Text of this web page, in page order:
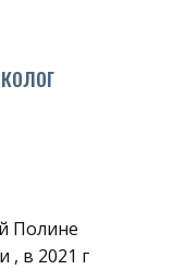
Полине
, в 2021 г